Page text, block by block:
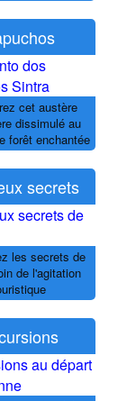
cet austère
dissimulé au
forêt enchantée
secrets
les secrets de
de l'agitation